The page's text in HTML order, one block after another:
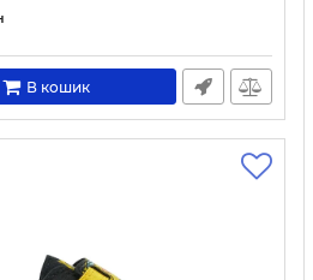
27
В кошик